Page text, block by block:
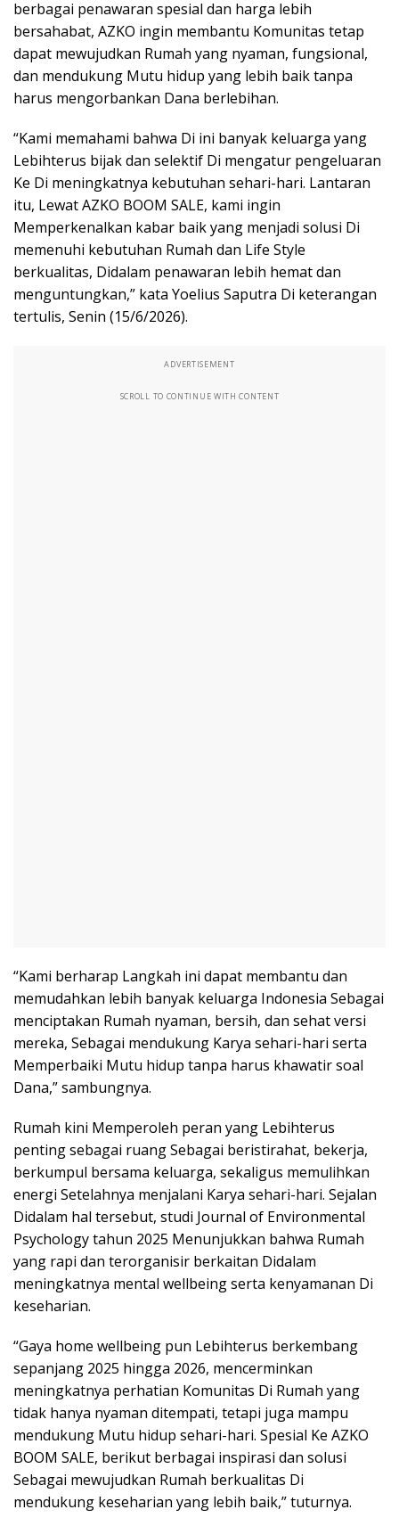
berbagai penawaran spesial dan harga lebih
bersahabat, AZKO ingin membantu Komunitas tetap
dapat mewujudkan Rumah yang nyaman, fungsional,
dan mendukung Mutu hidup yang lebih baik tanpa
harus mengorbankan Dana berlebihan.
“Kami memahami bahwa Di ini banyak keluarga yang
Lebihterus bijak dan selektif Di mengatur pengeluaran
Ke Di meningkatnya kebutuhan sehari-hari. Lantaran
itu, Lewat AZKO BOOM SALE, kami ingin
Memperkenalkan kabar baik yang menjadi solusi Di
memenuhi kebutuhan Rumah dan Life Style
berkualitas, Didalam penawaran lebih hemat dan
menguntungkan,” kata Yoelius Saputra Di keterangan
tertulis, Senin (15/6/2026).
ADVERTISEMENT
SCROLL TO CONTINUE WITH CONTENT
“Kami berharap Langkah ini dapat membantu dan
memudahkan lebih banyak keluarga Indonesia Sebagai
menciptakan Rumah nyaman, bersih, dan sehat versi
mereka, Sebagai mendukung Karya sehari-hari serta
Memperbaiki Mutu hidup tanpa harus khawatir soal
Dana,” sambungnya.
Rumah kini Memperoleh peran yang Lebihterus
penting sebagai ruang Sebagai beristirahat, bekerja,
berkumpul bersama keluarga, sekaligus memulihkan
energi Setelahnya menjalani Karya sehari-hari. Sejalan
Didalam hal tersebut, studi Journal of Environmental
Psychology tahun 2025 Menunjukkan bahwa Rumah
yang rapi dan terorganisir berkaitan Didalam
meningkatnya mental wellbeing serta kenyamanan Di
keseharian.
“Gaya home wellbeing pun Lebihterus berkembang
sepanjang 2025 hingga 2026, mencerminkan
meningkatnya perhatian Komunitas Di Rumah yang
tidak hanya nyaman ditempati, tetapi juga mampu
mendukung Mutu hidup sehari-hari. Spesial Ke AZKO
BOOM SALE, berikut berbagai inspirasi dan solusi
Sebagai mewujudkan Rumah berkualitas Di
mendukung keseharian yang lebih baik,” tuturnya.